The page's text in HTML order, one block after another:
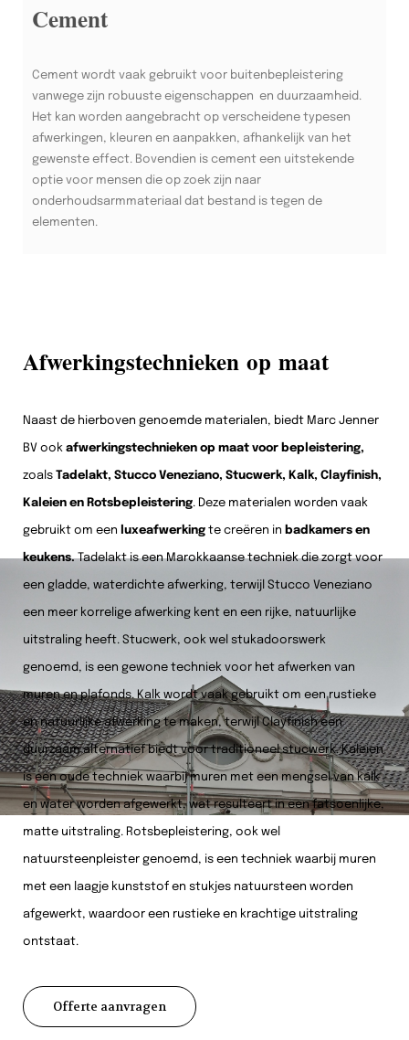
Cement
Cement wordt vaak gebruikt voor buitenbepleistering
vanwege zijn robuuste eigenschappen en duurzaamheid.
Het kan worden aangebracht op verscheidene typesen
afwerkingen, kleuren en aanpakken, afhankelijk van het
gewenste effect. Bovendien is cement een uitstekende
optie voor mensen die op zoek zijn naar
onderhoudsarmmateriaal dat bestand is tegen de
elementen.
Afwerkingstechnieken op maat
Naast de hierboven genoemde materialen, biedt Marc Jenner
BV ook afwerkingstechnieken op maat voor bepleistering,
zoals Tadelakt, Stucco Veneziano, Stucwerk, Kalk, Clayfinish,
Kaleien en Rotsbepleistering. Deze materialen worden vaak
gebruikt om een luxeafwerking te creëren in badkamers en
keukens.Tadelakt is een Marokkaanse techniek die zorgt voor
een gladde, waterdichte afwerking, terwijl Stucco Veneziano
een meer korrelige afwerking kent en een rijke, natuurlijke
uitstraling heeft. Stucwerk, ook wel stukadoorswerk
genoemd, is een gewone techniek voor het afwerken van
muren en plafonds. Kalk wordt vaak gebruikt om een rustieke
en natuurlijke afwerking te maken, terwijl Clayfinish een
duurzaam alternatief biedt voor traditioneel stucwerk. Kaleien
is een oude techniek waarbij muren met een mengsel van kalk
en water worden afgewerkt, wat resulteert in een fatsoenlijke,
matte uitstraling. Rotsbepleistering, ook wel
natuursteenpleister genoemd, is een techniek waarbij muren
met een laagje kunststof en stukjes natuursteen worden
afgewerkt, waardoor een rustieke en krachtige uitstraling
ontstaat.
Offerte aanvragen